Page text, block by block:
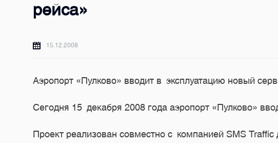
рейса»
15.12.2008
Аэропорт «Пулково» вводит в эксплуатацию новый
Сегодня 15 декабря 2008 года аэропорт «Пулково»
Проект реализован совместно с компанией SMS